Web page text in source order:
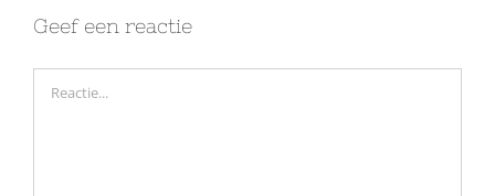
Geef een reactie
Reactie